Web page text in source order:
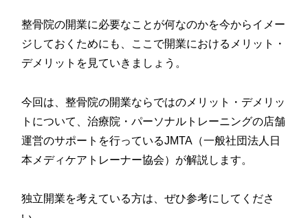
整骨院の開業に必要なことが何なのかを今からイメー
ジしておくためにも、ここで開業におけるメリット・
デメリットを見ていきましょう。
今回は、整骨院の開業ならではのメリット・デメリッ
トについて、治療院・パーソナルトレーニングの店舗
運営のサポートを行っているJMTA（一般社団法人日
本メディケアトレーナー協会）が解説します。
独立開業を考えている方は、ぜひ参考にしてくださ